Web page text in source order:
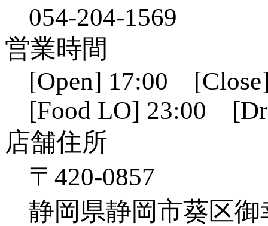
054-204-1569
営業時間
[Open] 17:00
[Food LO] 23:00
店舗住所
〒420-0857
静岡県静岡市葵区御